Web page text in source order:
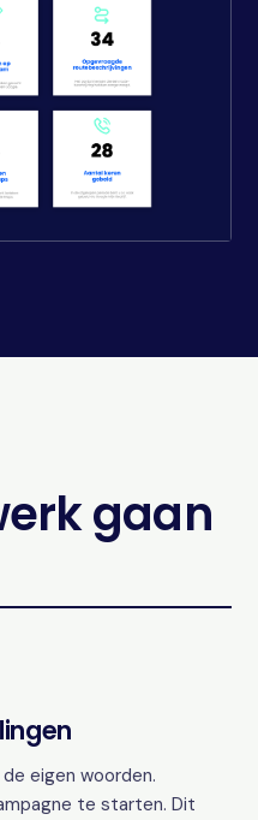
gaan
eigen woorden.
te starten. Dit